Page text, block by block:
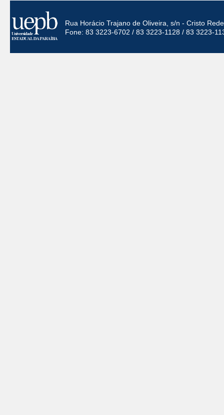
Rua Horácio Trajano de Oliveira, s/n - Cristo
Fone: 83 3223-6702 / 83 3223-1128 / 83 3223-